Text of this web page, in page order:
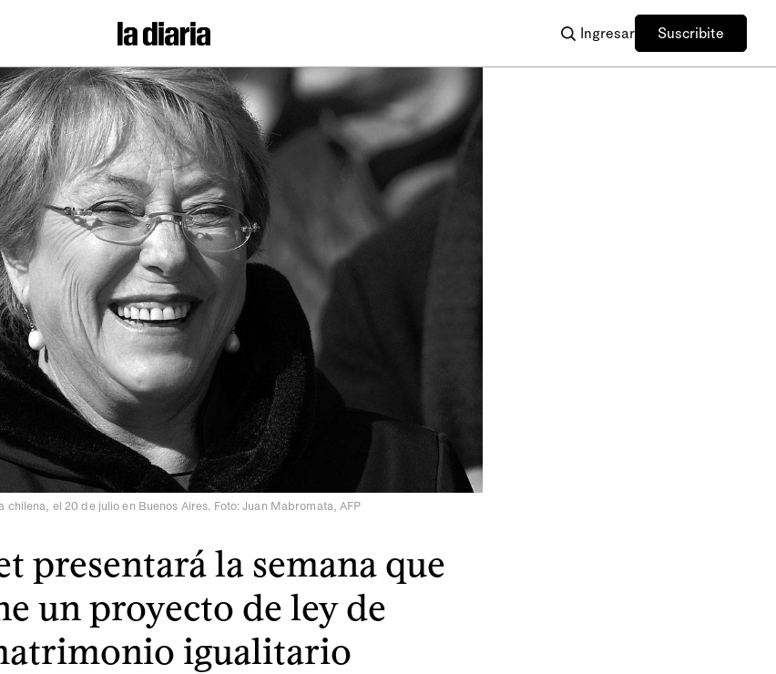
Ingresar Suscribite
el 20 de julio en Buenos Aires. Foto: Juan Mabromata, AFP
presentará la semana que
un proyecto de ley de
igualitario